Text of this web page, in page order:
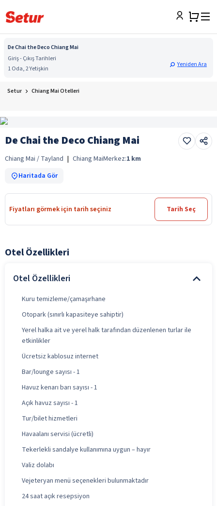
De Chai the Deco Chiang Mai
Giriş - Çıkış Tarihleri
1 Oda, 2 Yetişkin
Yeniden Ara
Setur Chiang Mai Otelleri
De Chai the Deco Chiang Mai
Chiang Mai / Tayland | Chiang MaiMerkez:1 km
Haritada Gör
Fiyatları görmek için tarih seçiniz Tarih Seç
Otel Özellikleri
Otel Özellikleri
Kuru temizleme/çamaşırhane
Otopark (sınırlı kapasiteye sahiptir)
Yerel halka ait ve yerel halk tarafından düzenlenen turlar ile
etkinlikler
Ücretsiz kablosuz internet
Bar/lounge sayısı - 1
Havuz kenarı barı sayısı - 1
Açık havuz sayısı - 1
Tur/bilet hizmetleri
Havaalanı servisi (ücretli)
Tekerlekli sandalye kullanımına uygun – hayır
Valiz dolabı
Vejeteryan menü seçenekleri bulunmaktadır
24 saat açık resepsiyon